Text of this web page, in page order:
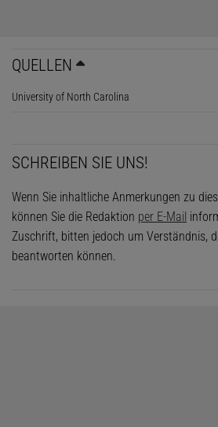
QUELLEN
University of North Carolina
SCHREIBEN SIE UNS!
Wenn Sie inhaltliche Anmerkungen zu
können Sie die Redaktion per E-Mail
Zuschrift, bitten jedoch um Verständnis,
beantworten können.